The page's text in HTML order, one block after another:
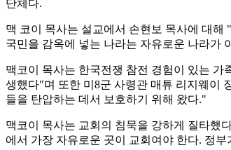
단체다.
맥 코이 목사는 설교에서 손현보 목사에 대
국민을 감옥에 넣는 나라는 자유로운 나라가
맥코이 목사는 한국전쟁 참전 경험이 있는
생했다"며 또한 미8군 사령관 매튜 리지웨이
들을 탄압하는 데서 보호하기 위해 왔다."
맥코이 목사는 교회의 침묵을 강하게 질타했
에서 가장 자유로운 곳이 교회여야 한다. 정